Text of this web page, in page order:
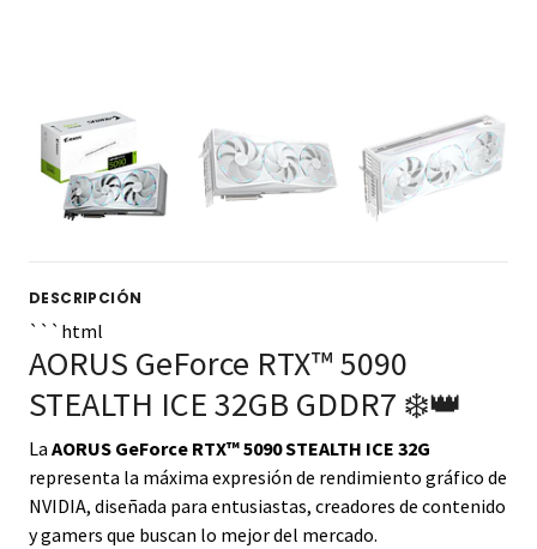
DESCRIPCIÓN
```html
AORUS GeForce RTX™ 5090
STEALTH ICE 32GB GDDR7 ❄️👑
La AORUS GeForce RTX™ 5090 STEALTH ICE 32G
representa la máxima expresión de rendimiento gráfico de
NVIDIA, diseñada para entusiastas, creadores de contenido
y gamers que buscan lo mejor del mercado.